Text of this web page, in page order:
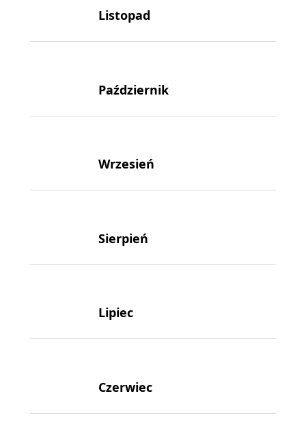
Listopad
Październik
Wrzesień
Sierpień
Lipiec
Czerwiec